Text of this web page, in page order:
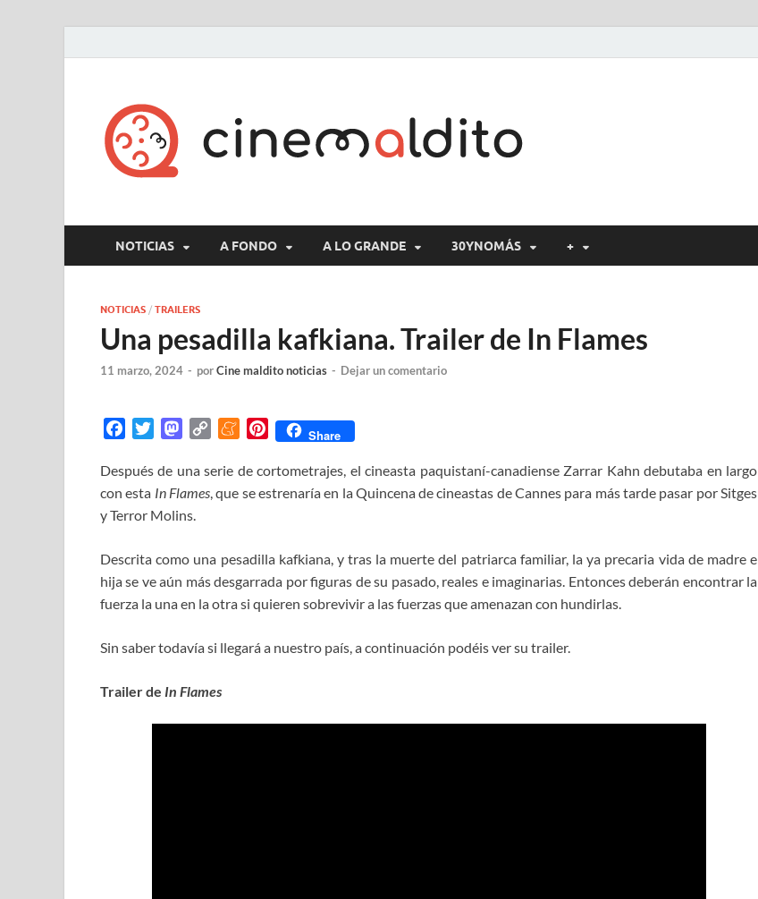
NOTICIAS A FONDO A LO GRANDE 30YNOMÁS +
NOTICIAS / TRAILERS
Una pesadilla kafkiana. Trailer de In Flames
11 marzo, 2024 - porCine maldito noticias - Dejar un comentario
c
e
b
o
k
t
t
r
M
s
t
o
o
n
p
y
n
k
M
n
e
e
P
n
t
e
s
t
Share
Después de una serie de cortometrajes, el cineasta paquistaní-canadiense Zarrar Kahn debutaba en largo
con esta In Flames, que se estrenaría en la Quincena de cineastas de Cannes para más tarde pasar por Sitges
y Terror Molins.
Descrita como una pesadilla kafkiana, y tras la muerte del patriarca familiar, la ya precaria vida de madre e
hija se ve aún más desgarrada por figuras de su pasado, reales e imaginarias. Entonces deberán encontrar la
fuerza la una en la otra si quieren sobrevivir a las fuerzas que amenazan con hundirlas.
Sin saber todavía si llegará a nuestro país, a continuación podéis ver su trailer.
Trailer de In Flames